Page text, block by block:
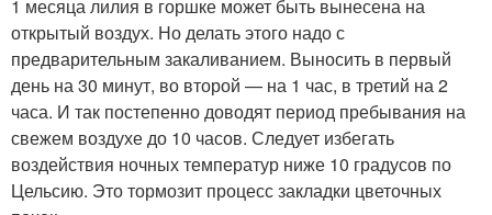
1 месяца лилия в горшке может быть вынесена на
открытый воздух. Но делать этого надо с
предварительным закаливанием. Выносить в первый
день на 30 минут, во второй — на 1 час, в третий на 2
часа. И так постепенно доводят период пребывания на
свежем воздухе до 10 часов. Следует избегать
воздействия ночных температур ниже 10 градусов по
Цельсию. Это тормозит процесс закладки цветочных